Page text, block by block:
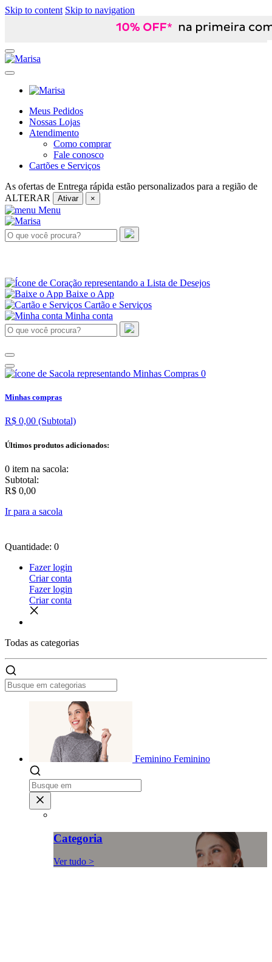
Skip to content Skip to navigation
Meus Pedidos
Nossas Lojas
Atendimento
Como comprar
Fale conosco
Cartões e Serviços
As ofertas de Entrega rápida estão personalizados para a região de
ALTERAR
Ativar ×
Menu
Baixe o App
Cartão e Serviços
Minha conta
0
Minhas compras
R$ 0,00 (Subtotal)
Últimos produtos adicionados:
0 item na sacola:
Subtotal:
R$ 0,00
Ir para a sacola
Quantidade: 0
Fazer login
Criar conta
Fazer login
Criar conta
Todas as categorias
Feminino Feminino
Categoria
Ver tudo >